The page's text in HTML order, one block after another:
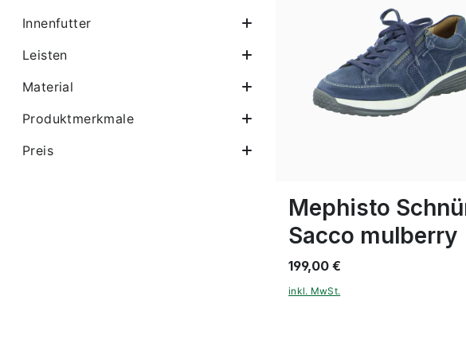
Innenfutter
Leisten
Material
Produktmerkmale
Preis
Mephisto
Sacco mulberry
199,00 €
inkl. MwSt.